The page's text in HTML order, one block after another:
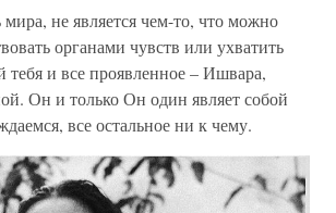
не является чем-то, что можно
органами чувств или ухватить
и все проявленное – Ишвара,
Он и только Он один являет собой
все остальное ни к чему.